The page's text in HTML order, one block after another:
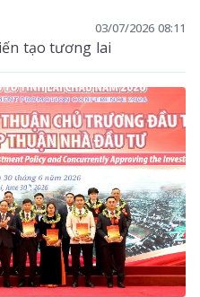
03/07/2026 08:11
tạo tương lai